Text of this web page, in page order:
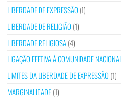
LIBERDADE DE EXPRESSÃO (1)
LIBERDADE DE RELIGIÃO (1)
LIBERDADE RELIGIOSA(4)
LIGAÇÃO EFETIVA À COMUNIDADE NACIONAL
LIMITES DA LIBERDADE DE EXPRESSÃO (1)
MARGINALIDADE(1)